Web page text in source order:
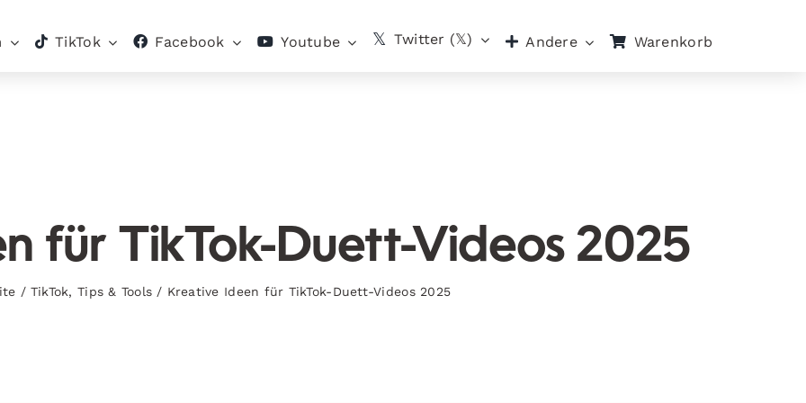
TikTok Facebook Youtube Twitter (𝕏) Andere Warenkorb
für TikTok-Duett-Videos 2025
/ TikTok, Tips & Tools / Kreative Ideen für TikTok-Duett-Videos 2025